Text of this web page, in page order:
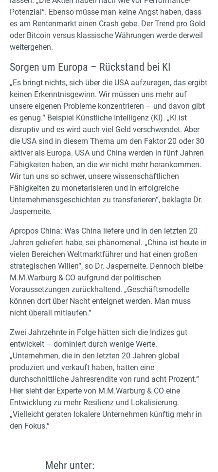
Potenzial“. Ebenso müsse man keine Angst haben, dass
es am Rentenmarkt einen Crash gebe. Der Trend pro Gold
oder Bitcoin versus klassische Währungen werde derweil
weitergehen.
Sorgen um Europa – Rückstand bei KI
„Es bringt nichts, sich über die USA aufzuregen, das ergibt
keinen Erkenntnisgewinn. Wir müssen uns mehr auf
unsere eigenen Probleme konzentrieren – und davon gibt
es genug.“ Beispiel Künstliche Intelligenz (KI). „KI ist
disruptiv und es wird auch viel Geld verschwendet. Aber
die USA sind in diesem Thema um den Faktor 20 oder 30
aktiver als Europa. USA und China werden in fünf Jahren
Fähigkeiten haben, an die wir nicht mehr herankommen.
Wir tun uns so schwer, unsere wissenschaftlichen
Fähigkeiten zu monetarisieren und in erfolgreiche
Unternehmensgeschichten zu transferieren“, beklagte Dr.
Jasperneite.
Apropos China: Was China liefere und in den letzten 20
Jahren geliefert habe, sei phänomenal. „China ist heute in
vielen Bereichen Weltmarktführer und hat einen großen
strategischen Willen“, so Dr. Jasperneite. Dennoch bleibe
M.M.Warburg & CO aufgrund der politischen
Voraussetzungen zurückhaltend. „Geschäftsmodelle
können dort über Nacht enteignet werden. Man muss
nicht überall mitlaufen.“
Zwei Jahrzehnte in Folge hätten sich die Indizes gut
entwickelt – dominiert durch wenige Werte.
„Unternehmen, die in den letzten 20 Jahren global
produziert und verkauft haben, hatten eine
durchschnittliche Jahresrendite von rund acht Prozent.“
Hier sieht der Experte von M.M.Warburg & CO eine
Entwicklung zu mehr Resilienz und Lokalisierung.
„Vielleicht geraten lokalere Unternehmen künftig mehr in
den Fokus.“
Mehr unter: